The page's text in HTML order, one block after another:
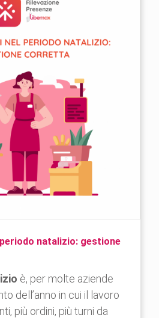
natalizio: gestione
è, per molte aziende
dell’anno in cui il lavoro
più ordini, più turni da